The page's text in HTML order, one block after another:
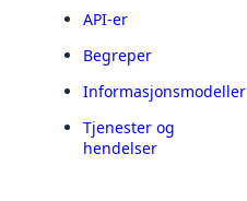
API-er
Begreper
Informasjonsmodeller
Tjenester og
hendelser